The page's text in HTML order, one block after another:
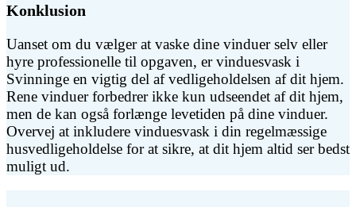
Konklusion
Uanset om du vælger at vaske dine vinduer selv eller
hyre professionelle til opgaven, er vinduesvask i
Svinninge en vigtig del af vedligeholdelsen af dit hjem.
Rene vinduer forbedrer ikke kun udseendet af dit hjem,
men de kan også forlænge levetiden på dine vinduer.
Overvej at inkludere vinduesvask i din regelmæssige
husvedligeholdelse for at sikre, at dit hjem altid ser bedst
muligt ud.